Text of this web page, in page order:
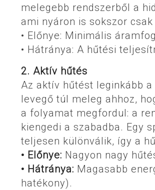
melegebb rendszerből a
ami nyáron is sokszor
• Előnye: Minimális
• Hátránya: A hűtési
2. Aktív hűtés
Az aktív hűtést leginkább
levegő túl meleg ahhoz,
a folyamat megfordul: a
kiengedi a szabadba. Egy
teljesen különválik, így a
• Előnye: Nagyon nagy
• Hátránya: Magasabb
hatékony).